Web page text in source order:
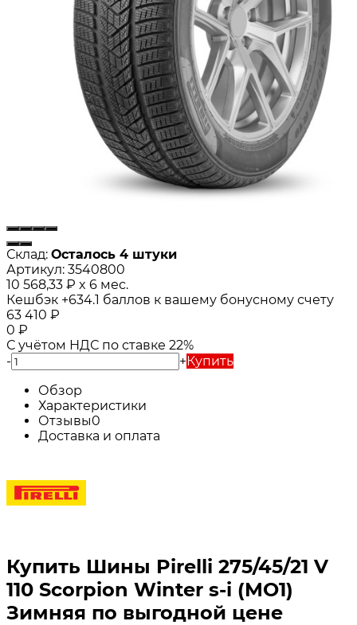
Склад: Осталось 4 штуки
Артикул: 3540800
10 568,33 ₽ x 6 мес.
Кешбэк +634.1 баллов к вашему бонусному счету
63 410 ₽
0 ₽
С учётом НДС по ставке 22%
-
+Купить
Обзор
Характеристики
Отзывы0
Доставка и оплата
Купить Шины Pirelli 275/45/21 V
110 Scorpion Winter s-i (MO1)
Зимняя по выгодной цене